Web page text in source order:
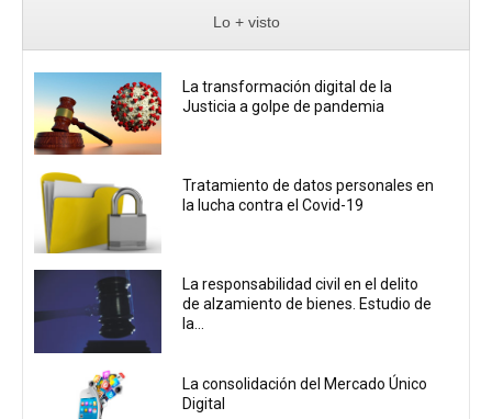
Lo + visto
La transformación digital de la
Justicia a golpe de pandemia
Tratamiento de datos personales en
la lucha contra el Covid-19
La responsabilidad civil en el delito
de alzamiento de bienes. Estudio de
la...
La consolidación del Mercado Único
Digital